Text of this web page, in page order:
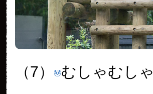
（7） むしゃむしゃ